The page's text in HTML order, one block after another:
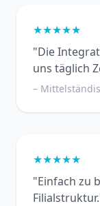
★★★★★
"Die
uns täglich
–
★★★★★
"Einfach zu